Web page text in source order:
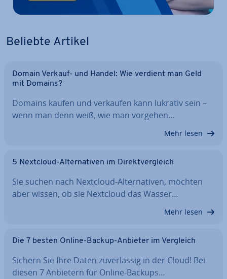
Beliebte Artikel
Domain Verkauf- und Handel: Wie verdient man Geld
mit Domains?
Domains kaufen und verkaufen kann lukrativ sein –
wenn man denn weiß, wie man vorgehen…
Mehr lesen
5 Nextcloud-Al­ter­na­ti­ven im Di­rekt­ver­gleich
Sie suchen nach Nextcloud-Al­ter­na­ti­ven, möchten
aber wissen, ob sie Nextcloud das Wasser…
Mehr lesen
Die 7 besten Online-Backup-Anbieter im Vergleich
Sichern Sie Ihre Daten zu­ver­läs­sig in der Cloud! Bei
diesen 7 Anbietern für Online-Backups…